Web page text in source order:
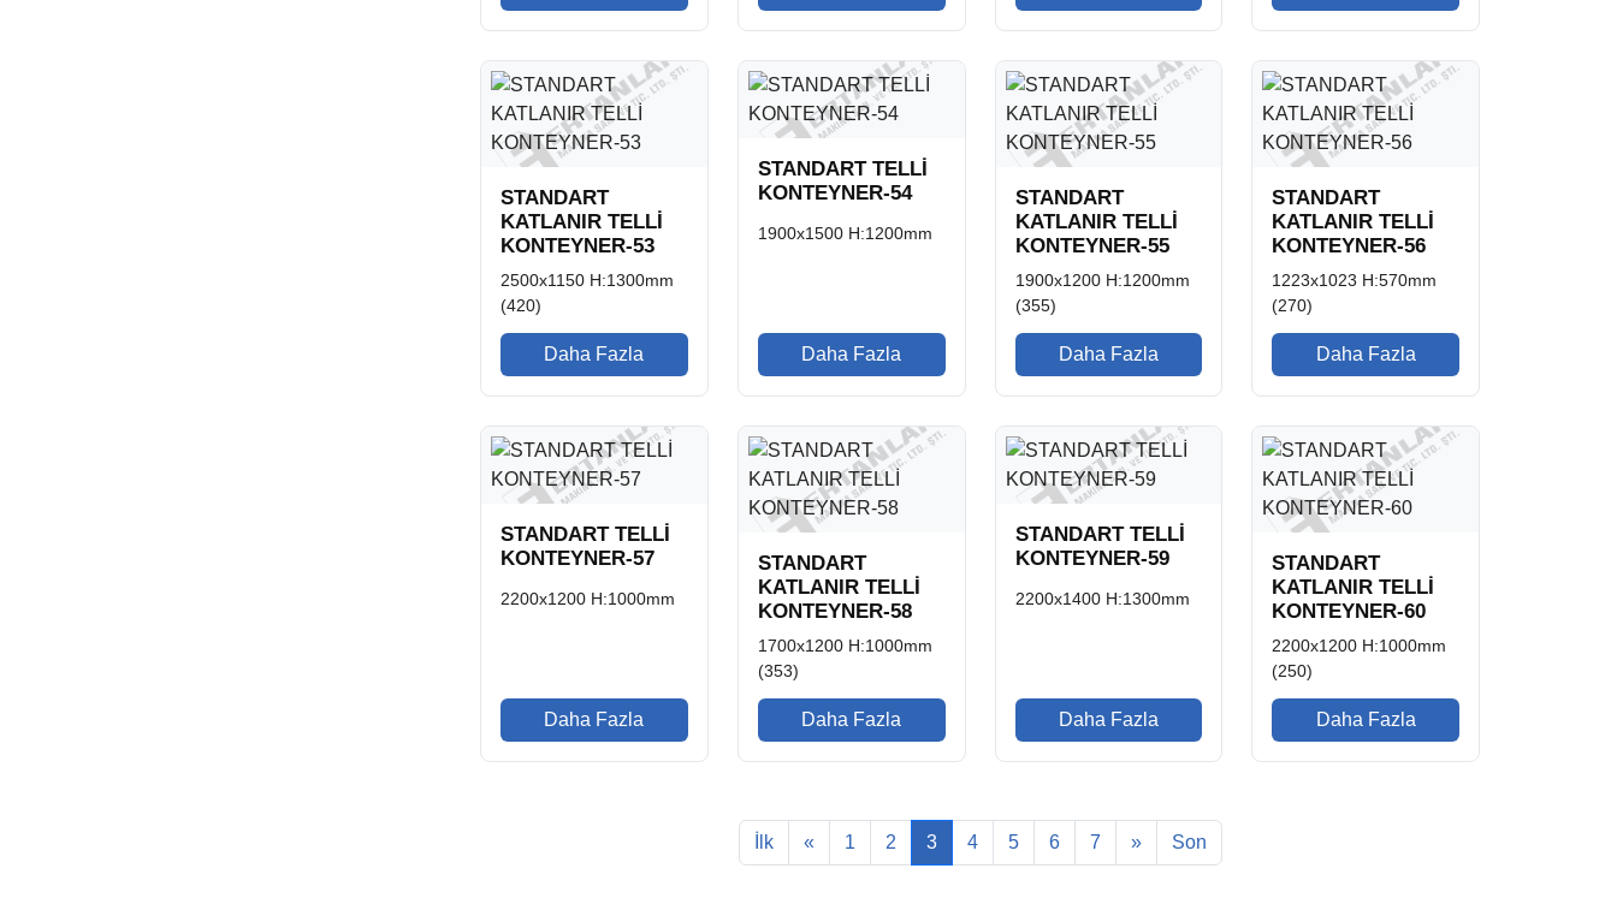
STANDART
KATLANIR TELLİ
KONTEYNER-53
2500x1150 H:1300mm
(420)
Daha Fazla
STANDART TELLİ
KONTEYNER-54
1900x1500 H:1200mm
Daha Fazla
STANDART
KATLANIR TELLİ
KONTEYNER-55
1900x1200 H:1200mm
(355)
Daha Fazla
STANDART
KATLANIR TELLİ
KONTEYNER-56
1223x1023 H:570mm
(270)
Daha Fazla
STANDART TELLİ
KONTEYNER-57
2200x1200 H:1000mm
Daha Fazla
STANDART
KATLANIR TELLİ
KONTEYNER-58
1700x1200 H:1000mm
(353)
Daha Fazla
STANDART TELLİ
KONTEYNER-59
2200x1400 H:1300mm
Daha Fazla
STANDART
KATLANIR TELLİ
KONTEYNER-60
2200x1200 H:1000mm
(250)
Daha Fazla
İlk « 1 2 3 4 5 6 7 » Son